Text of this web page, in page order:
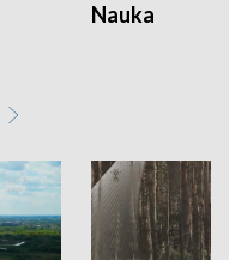
Nauka